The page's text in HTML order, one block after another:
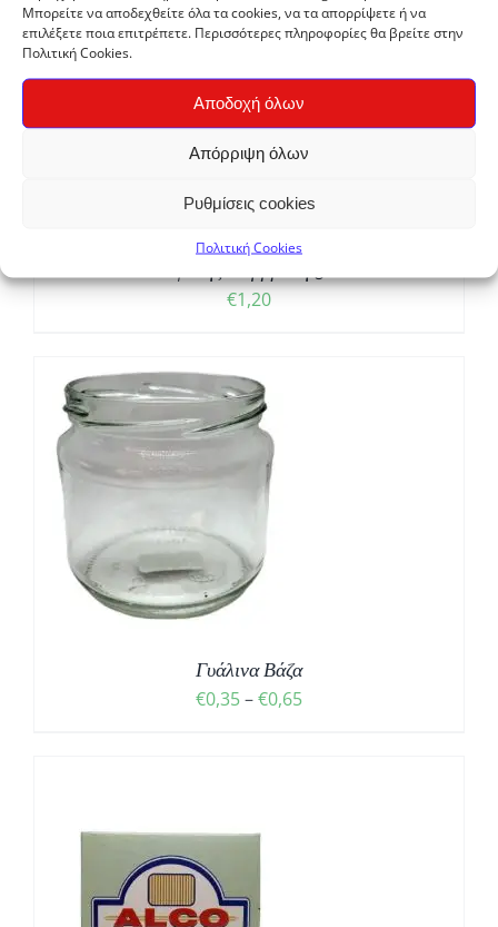
Μπορείτε να αποδεχθείτε όλα τα cookies, να τα απορρίψετε ή να
επιλέξετε ποια επιτρέπετε. Περισσότερες πληροφορίες θα βρείτε στην
Πολιτική Cookies.
Αποδοχή όλων
Απόρριψη όλων
Ρυθμίσεις cookies
Πολιτική Cookies
€1,20
Γυάλινα Βάζα
€0,35–€0,65Price